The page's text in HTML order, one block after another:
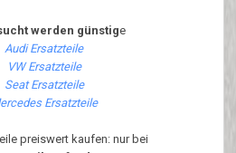
werden günstige
Audi Ersatzteile
VW Ersatzteile
Seat Ersatzteile
Ersatzteile
preiswert kaufen: nur bei